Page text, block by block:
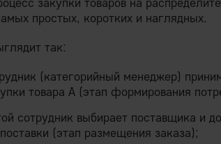
простых, коротких и наглядных.
так:
(категорийный менеджер)
товара А (этап формирования
сотрудник выбирает поставщика и
(этап размещения заказа);